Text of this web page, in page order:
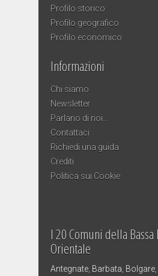
Profilo storico
Profilo geografico
Profilo economico
Informazioni
Chi siamo
Newsletter
Parlano di noi…
Contattaci
Richiedi una guida
Crediti
Politica sui Cookie
I 20 Comuni della Bassa
Orientale
Antegnate, Barbata, Bolgare,